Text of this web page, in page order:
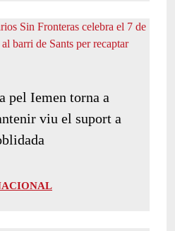
pel Iemen torna a
viu el suport a